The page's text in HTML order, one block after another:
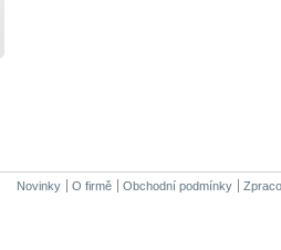
Novinky O firmě Obchodní podmínky